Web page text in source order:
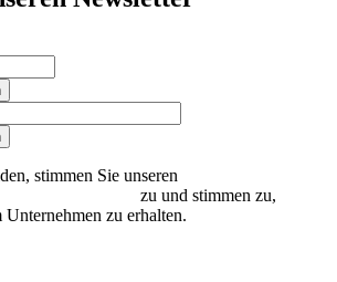
stimmen Sie unseren
zu und stimmen zu,
Unternehmen zu erhalten.